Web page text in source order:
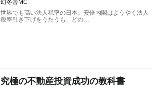
幻冬舎MC
世界でも高い法人税率の日本。安倍内閣はようやく法人
税率引き下げをうたうも、どの…
究極の不動産投資成功の教科書